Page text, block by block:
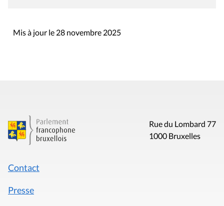
Mis à jour le 28 novembre 2025
Rue du Lombard 77
1000 Bruxelles
Contact
Presse